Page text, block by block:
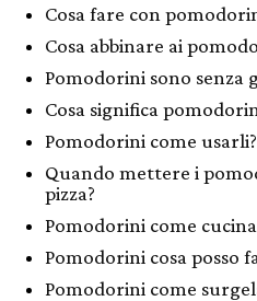
Cosa fare con
Cosa abbinare ai
Pomodorini sono senza
Cosa significa
Pomodorini come usarli?
Quando mettere i
pizza?
Pomodorini come
Pomodorini cosa posso
Pomodorini come